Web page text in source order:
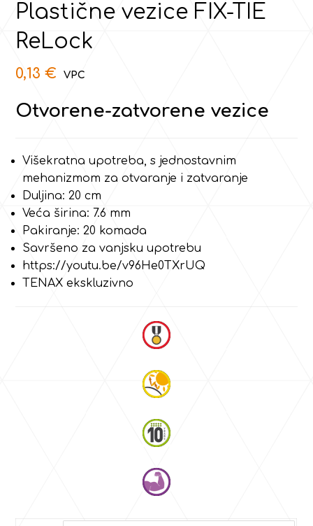
Plastične vezice FIX-TIE
ReLock
0,13€
Otvorene-zatvorene vezice
Višekratna upotreba, s jednostavnim
mehanizmom za otvaranje i zatvaranje
Duljina: 20 cm
Veća širina: 7.6 mm
Pakiranje: 20 komada
Savršeno za vanjsku upotrebu
https://youtu.be/v96He0TXrUQ
TENAX ekskluzivno